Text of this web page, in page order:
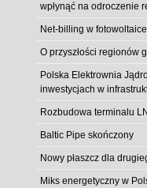
wpłynąć na odroczenie
Net-billing w fotowoltaice
O przyszłości regionów
Polska Elektrownia
inwestycjach w
Rozbudowa terminalu
Baltic Pipe skończony
Nowy płaszcz dla
Miks energetyczny w